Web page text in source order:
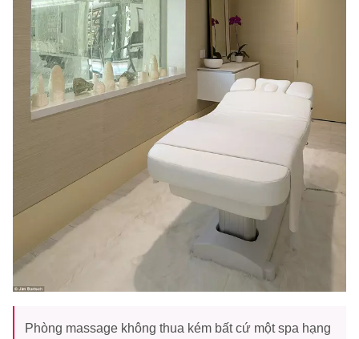
Phòng massage không thua kém bất cứ một spa hạng